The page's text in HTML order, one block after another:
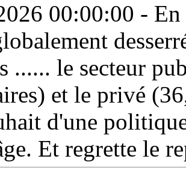
00:00:00 -
...... le secteur
et le privé
d'une
Et regrette le